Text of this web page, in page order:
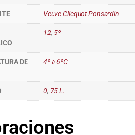
Veuve Clicquot Ponsardin
12, 5º
DE
4º a 6ºC
0, 75 L.